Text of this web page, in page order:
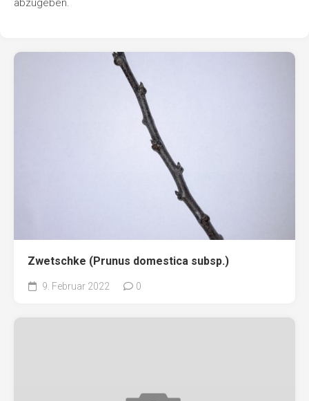
abzugeben.
Zwetschke (Prunus domestica subsp.)
9. Februar 2022 0